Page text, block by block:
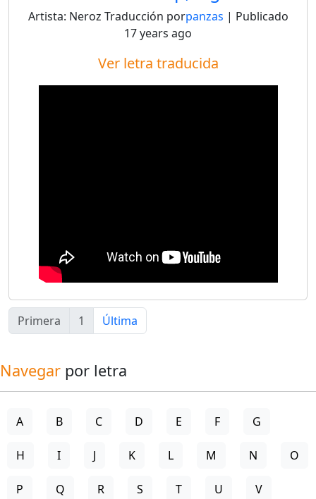
Artista: Neroz Traducción porpanzas | Publicado
17 years ago
Ver letra traducida
Primera 1 Última
Navegar por letra
A B C D E F G
H I J K L M N O
P Q R S T U V